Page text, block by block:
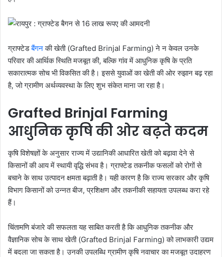
ग्राफ्टेडबैंगनकी खेती (Grafted Brinjal Farming) ने न केवल उनके
परिवार की आर्थिक स्थिति मजबूत की, बल्कि गांव में आधुनिक कृषि के प्रति
सकारात्मक सोच भी विकसित की है। इससे युवाओं का खेती की ओर रुझान बढ़ रहा
है, जो ग्रामीण अर्थव्यवस्था के लिए शुभ संकेत माना जा रहा है।
Grafted Brinjal Farming
आधुनिक कृषि की ओर बढ़ते कदम
कृषि विशेषज्ञों के अनुसार राज्य में उद्यानिकी आधारित खेती को बढ़ावा देने से
किसानों की आय में स्थायी वृद्धि संभव है। ग्राफ्टेड तकनीक फसलों को रोगों से
बचाने के साथ उत्पादन क्षमता बढ़ाती है। यही कारण है कि राज्य सरकार और कृषि
विभाग किसानों को उन्नत बीज, प्रशिक्षण और तकनीकी सहायता उपलब्ध करा रहे
हैं।
चिंतामणि बंजारे की सफलता यह साबित करती है कि आधुनिक तकनीक और
वैज्ञानिक सोच के साथ खेती (Grafted Brinjal Farming) को लाभकारी उद्यम
में बदला जा सकता है। उनकी उपलब्धि ग्रामीण कृषि नवाचार का मजबूत उदाहरण